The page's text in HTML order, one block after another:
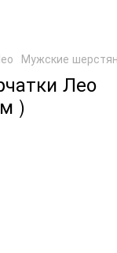
Мужские
Лео
)